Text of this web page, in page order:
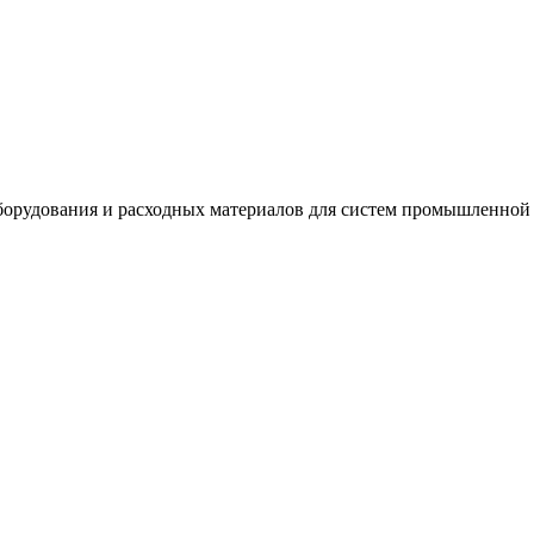
и расходных материалов для систем